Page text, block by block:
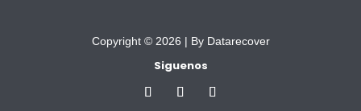
Copyright © 2026 | By Datarecover
Siguenos